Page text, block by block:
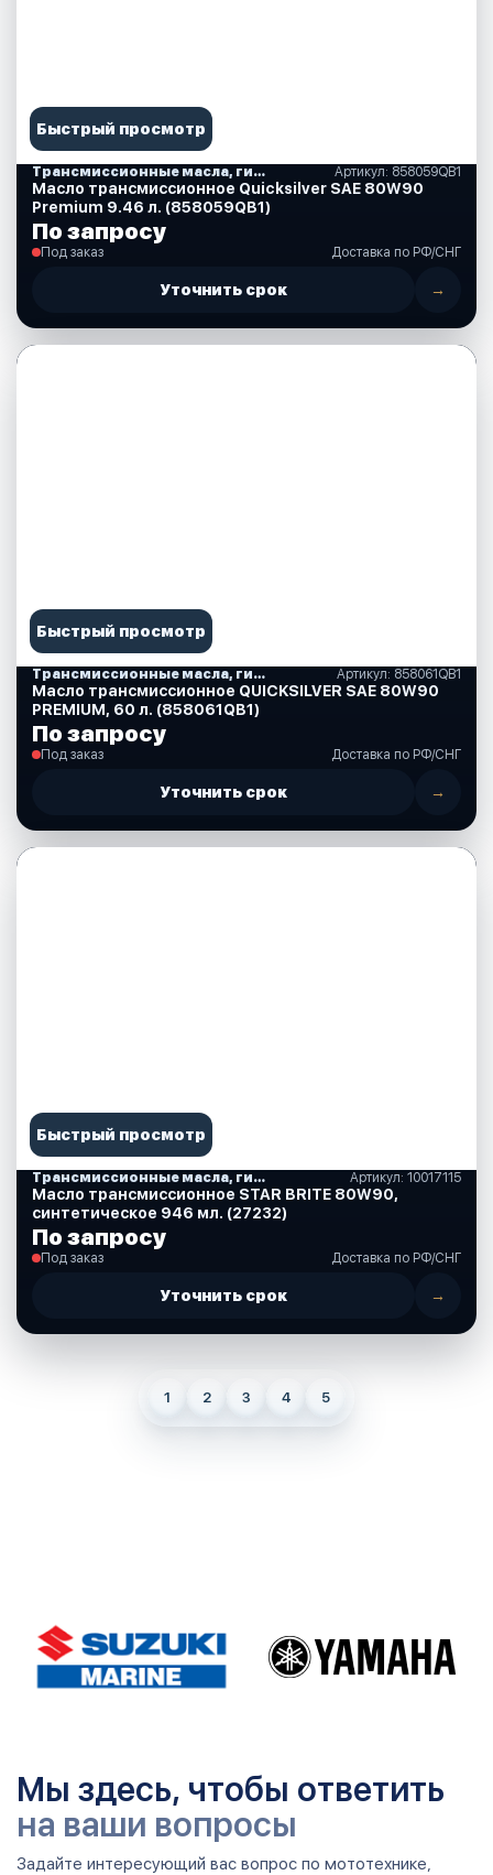
Быстрый просмотр
Трансмиссионные масла, гидравлические, смазки, спреи, краски, аксессуары Артикул: 858059QB1
Масло трансмиссионное Quicksilver SAE 80W90
Premium 9.46 л. (858059QB1)
По запросу
Под заказ Доставка по РФ/СНГ
Уточнить срок →
Быстрый просмотр
Трансмиссионные масла, гидравлические, смазки, спреи, краски, аксессуары Артикул: 858061QB1
Масло трансмиссионное QUICKSILVER SAE 80W90
PREMIUM, 60 л. (858061QB1)
По запросу
Под заказ Доставка по РФ/СНГ
Уточнить срок →
Быстрый просмотр
Трансмиссионные масла, гидравлические, смазки, спреи, краски, аксессуары Артикул: 10017115
Масло трансмиссионное STAR BRITE 80W90,
синтетическое 946 мл. (27232)
По запросу
Под заказ Доставка по РФ/СНГ
Уточнить срок →
1 2 3 4 5
Мы здесь, чтобы ответить
на ваши вопросы
Задайте интересующий вас вопрос по мототехнике,